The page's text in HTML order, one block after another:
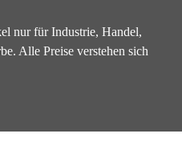
nur für Industrie, Handel,
Alle Preise verstehen sich